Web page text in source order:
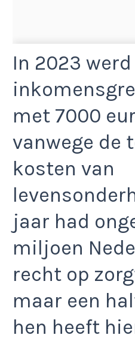
In 2023 werd
met 7000
vanwege de
kosten van
jaar had
miljoen
recht op
maar een
hen heeft